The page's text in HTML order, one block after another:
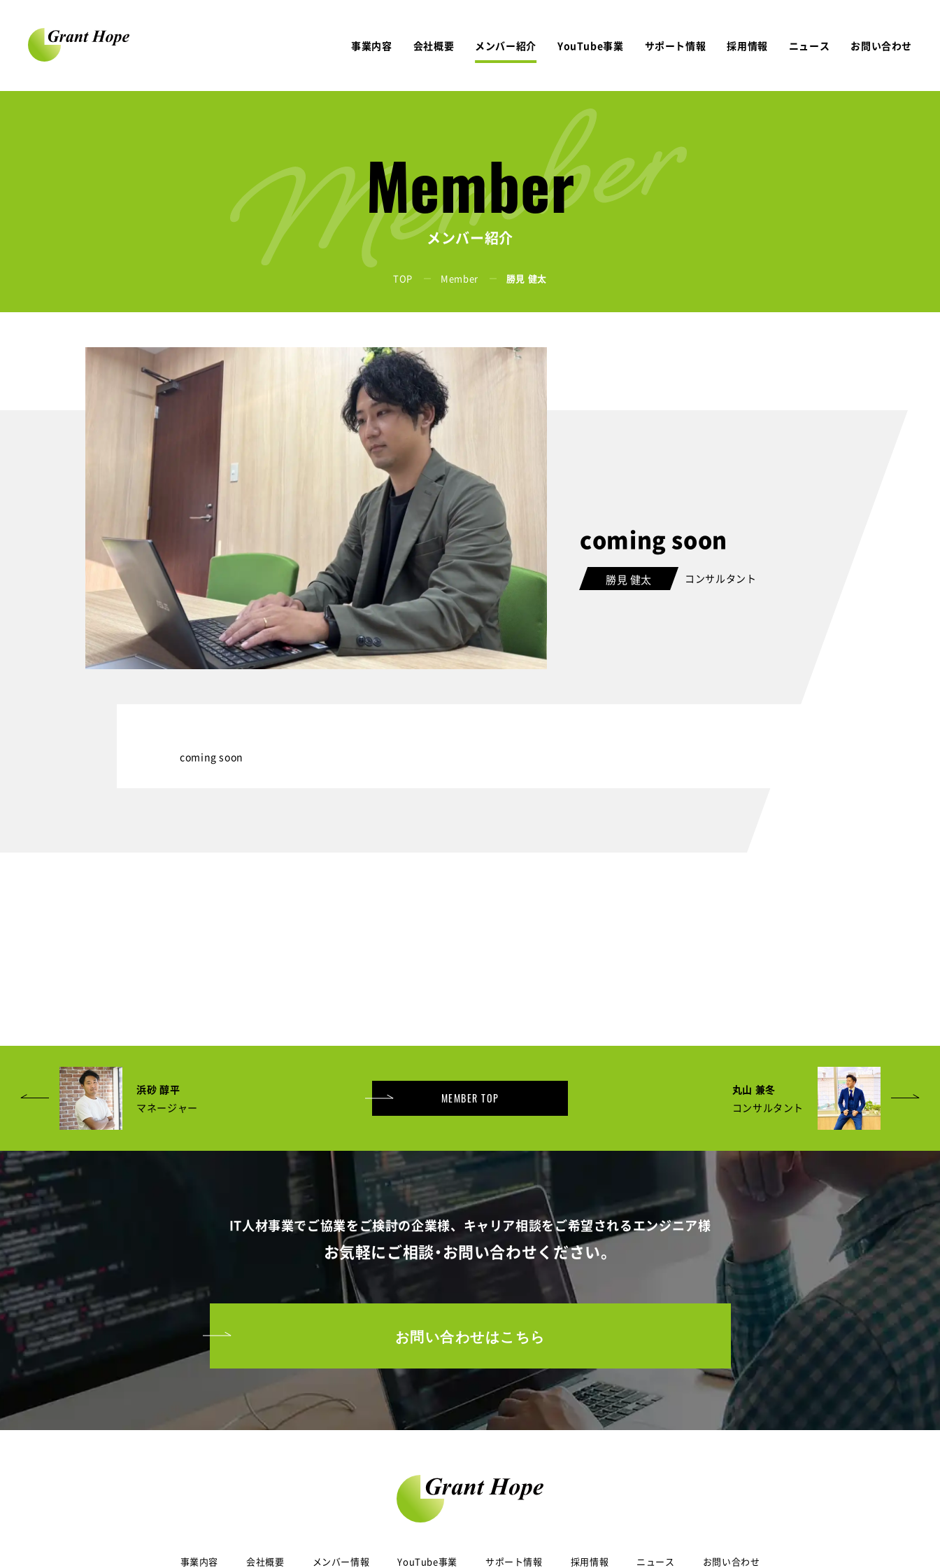
事業内容 会社概要 メンバー紹介 YouTube事業 サポート情報 採用情報 ニュース お問い合わせ
Member
メンバー紹介
TOP Member 勝見 健太
coming soon
勝見 健太 コンサルタント
coming soon
浜砂 醇平
マネージャー
丸山 兼冬
コンサルタント
MEMBER TOP
IT人材事業でご協業をご検討の企業様、 キャリア相談をご希望されるエンジニア様
お気軽にご相談・お問い合わせください。
お問い合わせはこちら
事業内容 会社概要 メンバー情報 YouTube事業 サポート情報 採用情報 ニュース お問い合わせ